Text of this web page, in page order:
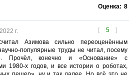
Оценка: 8
[ 5 ]
г.
Азимова сильно переоценённым
популярные труды не читал, посему
Прочёл, конечно и «Основание» с
1980-х годов, и все истории о роботах,